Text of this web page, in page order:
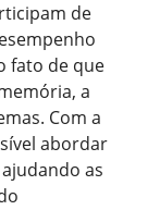
de
fato de que
a
Com a
abordar
as